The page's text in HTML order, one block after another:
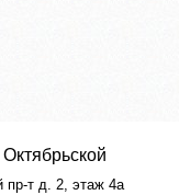
пр-т д. 2, этаж 4а